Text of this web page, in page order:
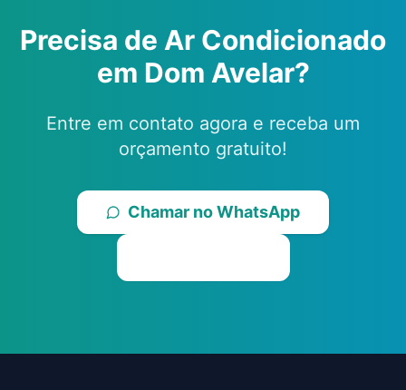
Precisa de Ar Condicionado
em Dom Avelar?
Entre em contato agora e receba um
orçamento gratuito!
Chamar no WhatsApp